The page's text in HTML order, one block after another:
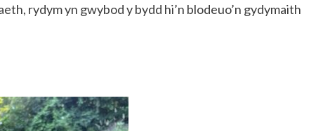
rydym yn gwybod y bydd hi’n blodeuo’n gydymaith